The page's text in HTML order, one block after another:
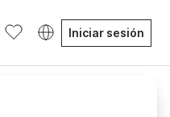
Iniciar sesión